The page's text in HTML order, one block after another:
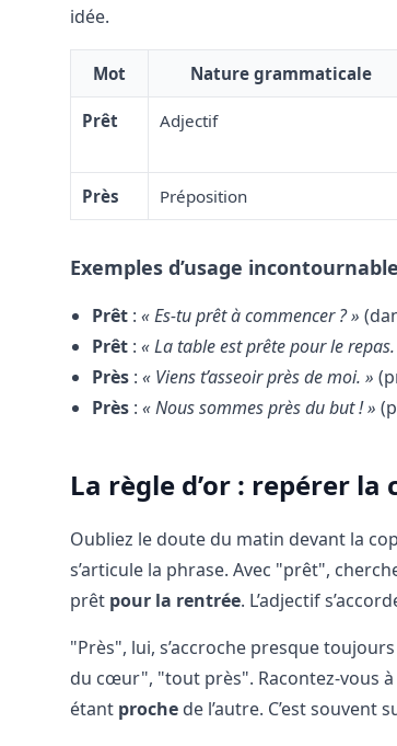
idée.
Mot Nature grammaticale
Prêt Adjectif
Près Préposition
Exemples d’usage
Prêt : « Es-tu prêt à commencer ? »
Prêt : « La table est prête pour le repas.
Près : « Viens t’asseoir près de moi. »
Près : « Nous sommes près du but ! »
La règle d’or : repérer
Oubliez le doute du matin devant la
s’articule la phrase. Avec "prêt",
prêt pour la rentrée. L’adjectif
"Près", lui, s’accroche presque
du cœur", "tout près". Racontez-vous à
étant proche de l’autre. C’est